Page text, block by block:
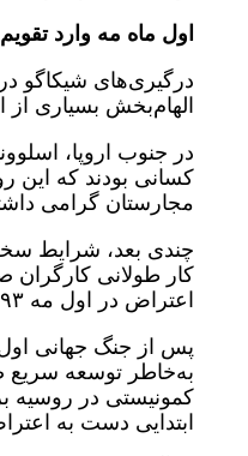
اول ماه مه وارد
درگیری‌های شیکاگو
الهام‌بخش بسیاری
در جنوب اروپا،
کسانی بودند که این
مجارستان گرامی
چندی بعد، شرایط
کار طولانی
اعتراض در اول مه ۱۸۹۳ واداشت.
پس از جنگ جهانی
به‌خاطر توسعه سریع
کمونیستی در روسیه
ابتدایی دست به